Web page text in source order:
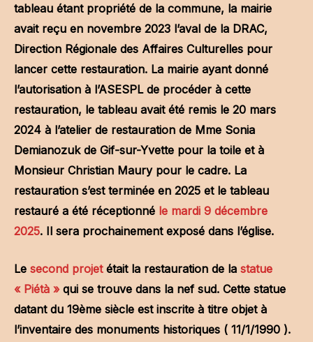
tableau étant propriété de la commune, la mairie
avait reçu en novembre 2023 l’aval de la DRAC,
Direction Régionale des Affaires Culturelles pour
lancer cette restauration. La mairie ayant donné
l’autorisation à l’ASESPL de procéder à cette
restauration, le tableau avait été remis le 20 mars
2024 à l’atelier de restauration de Mme Sonia
Demianozuk de Gif-sur-Yvette pour la toile et à
Monsieur Christian Maury pour le cadre. La
restauration s’est terminée en 2025 et le tableau
restauré a été réceptionné le mardi 9 décembre
2025. Il sera prochainement exposé dans l’église.
Le second projetétait la restauration de la statue
« Piétà » qui se trouve dans la nef sud. Cette statue
datant du 19ème siècle est inscrite à titre objet à
l’inventaire des monuments historiques ( 11/1/1990 ).